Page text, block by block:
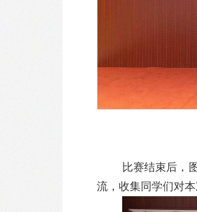
比赛结束后，
流，收集同学们对